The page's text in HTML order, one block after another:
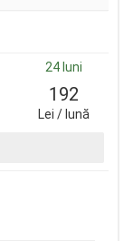
24 luni
192
Lei / lună